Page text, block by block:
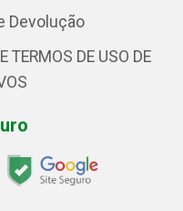
Devolução
TERMOS DE USO DE